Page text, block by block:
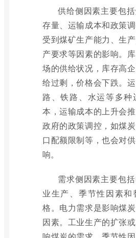
供给侧因素主要包
存量、运输成本和政策
受到煤矿生产能力、生
产要求等因素的影响。
场的供给状况，库存高
给过剩，价格会下跌。
路、铁路、水运等多种
本，运输成本的上升会推
政府的政策调控，如煤
口配额限制等，也会对
响。
需求侧因素主要包
业生产、季节性因素和
格。电力需求是影响煤
因素。工业生产的扩张